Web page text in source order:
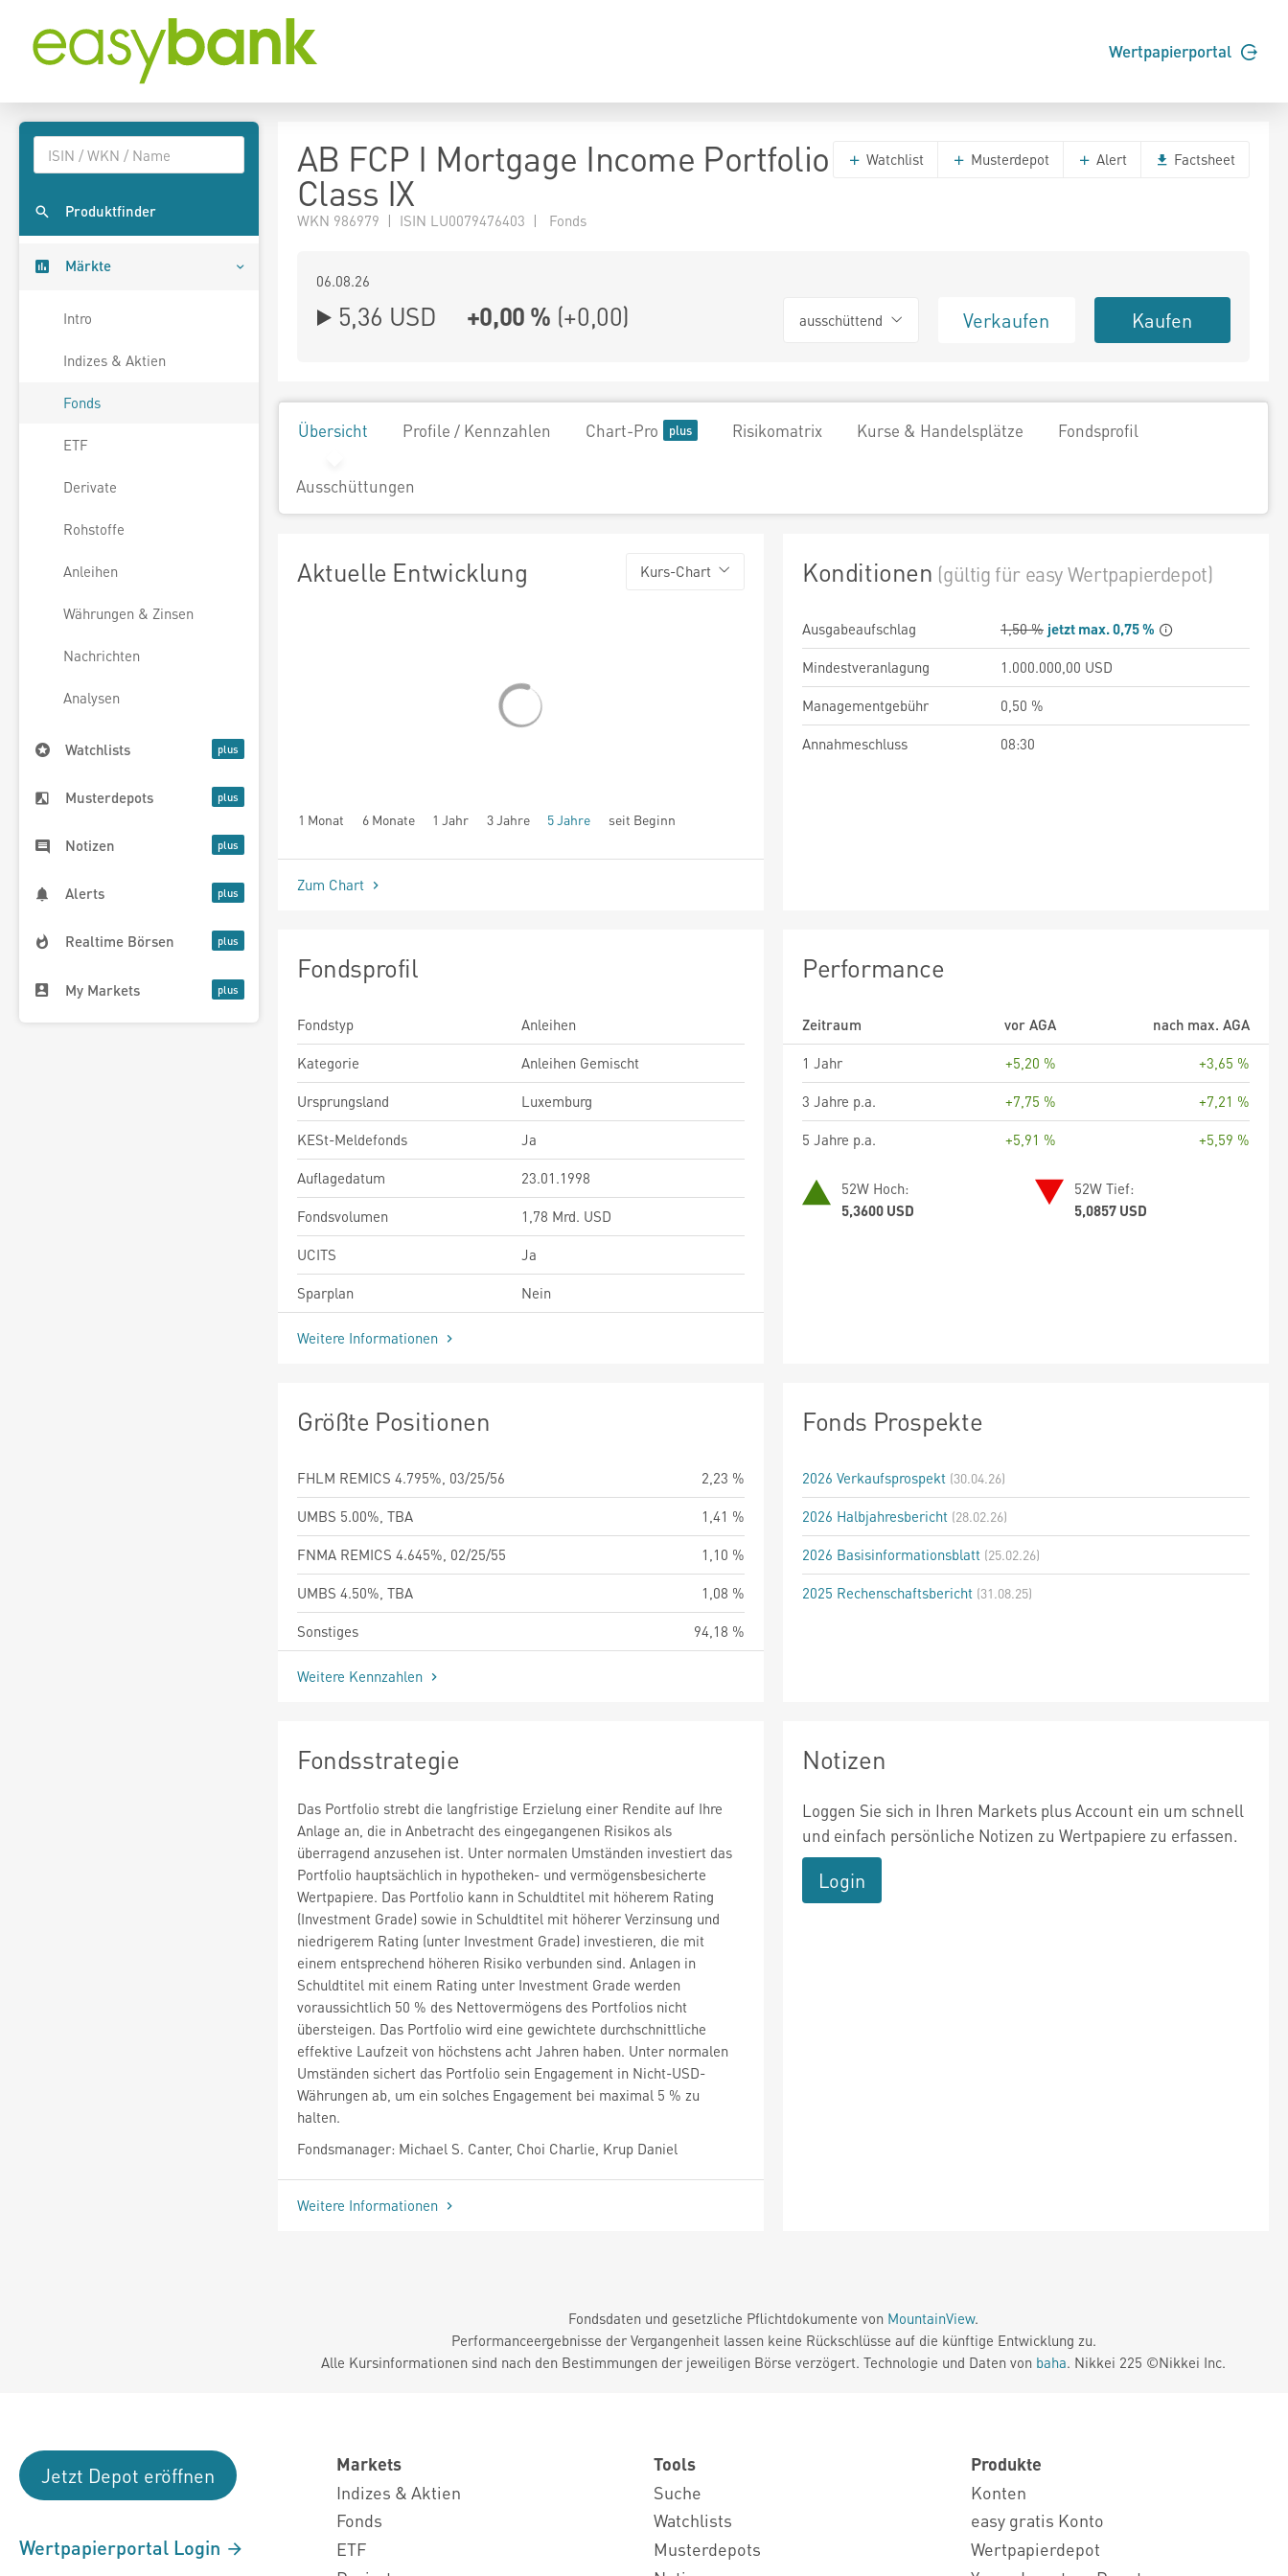
Wertpapierportal
Produktfinder
Märkte
Intro
Indizes & Aktien
Fonds
ETF
Derivate
Rohstoffe
Anleihen
Währungen & Zinsen
Nachrichten
Analysen
Watchlists
Musterdepots
Notizen
Alerts
Realtime Börsen
My Markets
AB FCP I Mortgage Income Portfolio
Class IX
WKN 986979 | ISIN LU0079476403 | Fonds
Watchlist Musterdepot Alert Factsheet
06.08.26
5,36 USD +0,00 % (+0,00) ausschüttend Verkaufen Kaufen
Übersicht Profile / Kennzahlen Chart-Pro Risikomatrix Kurse & Handelsplätze Fondsprofil
Ausschüttungen
Aktuelle Entwicklung Kurs-Chart
1 Monat 6 Monate 1 Jahr 3 Jahre 5 Jahre seit Beginn
Zum Chart
Konditionen (gültig für easy Wertpapierdepot)
Ausgabeaufschlag 1,50 % jetzt max. 0,75 %
Mindestveranlagung
1.000.000,00 USD
Managementgebühr
0,50 %
Annahmeschluss
08:30
Fondsprofil
Fondstyp
Anleihen
Kategorie
Anleihen Gemischt
Ursprungsland
Luxemburg
KESt-Meldefonds
Ja
Auflagedatum
23.01.1998
Fondsvolumen
1,78 Mrd. USD
UCITS
Ja
Sparplan
Nein
Weitere Informationen
Performance
Zeitraum vor AGA
nach max. AGA
1 Jahr
+5,20 %
+3,65 %
3 Jahre p.a.
+7,75 %
+7,21 %
5 Jahre p.a.
+5,91 % +5,59 %
52W Hoch:
5,3600 USD
52W Tief:
5,0857 USD
Größte Positionen
FHLM REMICS 4.795%, 03/25/56
2,23 %
UMBS 5.00%, TBA
1,41 %
FNMA REMICS 4.645%, 02/25/55
1,10 %
UMBS 4.50%, TBA
1,08 %
Sonstiges
94,18 %
Weitere Kennzahlen
Fonds Prospekte
2026 Verkaufsprospekt (30.04.26)
2026 Halbjahresbericht (28.02.26)
2026 Basisinformationsblatt (25.02.26)
2025 Rechenschaftsbericht (31.08.25)
Fondsstrategie
Das Portfolio strebt die langfristige Erzielung einer Rendite auf Ihre
Anlage an, die in Anbetracht des eingegangenen Risikos als
überragend anzusehen ist. Unter normalen Umständen investiert das
Portfolio hauptsächlich in hypotheken- und vermögensbesicherte
Wertpapiere. Das Portfolio kann in Schuldtitel mit höherem Rating
(Investment Grade) sowie in Schuldtitel mit höherer Verzinsung und
niedrigerem Rating (unter Investment Grade) investieren, die mit
einem entsprechend höheren Risiko verbunden sind. Anlagen in
Schuldtitel mit einem Rating unter Investment Grade werden
voraussichtlich 50 % des Nettovermögens des Portfolios nicht
übersteigen. Das Portfolio wird eine gewichtete durchschnittliche
effektive Laufzeit von höchstens acht Jahren haben. Unter normalen
Umständen sichert das Portfolio sein Engagement in Nicht-USD-
Währungen ab, um ein solches Engagement bei maximal 5 % zu
halten.
Fondsmanager: Michael S. Canter, Choi Charlie, Krup Daniel
Weitere Informationen
Notizen
Loggen Sie sich in Ihren Markets plus Account ein um schnell
und einfach persönliche Notizen zu Wertpapiere zu erfassen.
Login
Fondsdaten und gesetzliche Pflichtdokumente von MountainView.
Performanceergebnisse der Vergangenheit lassen keine Rückschlüsse auf die künftige Entwicklung zu.
Alle Kursinformationen sind nach den Bestimmungen der jeweiligen Börse verzögert. Technologie und Daten von baha. Nikkei 225 ©Nikkei Inc.
Jetzt Depot eröffnen
Wertpapierportal Login
Markets
Indizes & Aktien
Fonds
ETF
Tools
Suche
Watchlists
Musterdepots
Produkte
Konten
easy gratis Konto
Wertpapierdepot